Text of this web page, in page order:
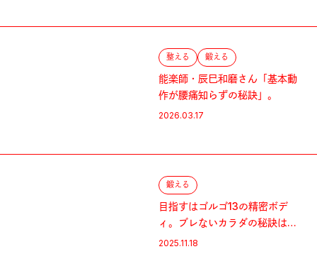
整える 鍛える
能楽師・辰巳和磨さん「基本動
作が腰痛知らずの秘訣」。
2026.03.17
鍛える
目指すはゴルゴ13の精密ボデ
ィ。ブレないカラダの秘訣は深
層筋にあり。
2025.11.18